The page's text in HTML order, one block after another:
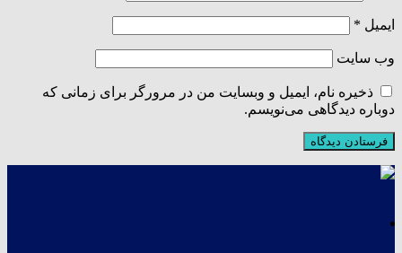
ایمیل *
وب‌ سایت
ذخیره نام، ایمیل و وبسایت من در مرورگر برای زمانی که
دوباره دیدگاهی می‌نویسم.